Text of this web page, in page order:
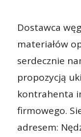
Dostawca
materiałów
serdecznie
propozycją
kontrahenta
firmowego.
adresem: